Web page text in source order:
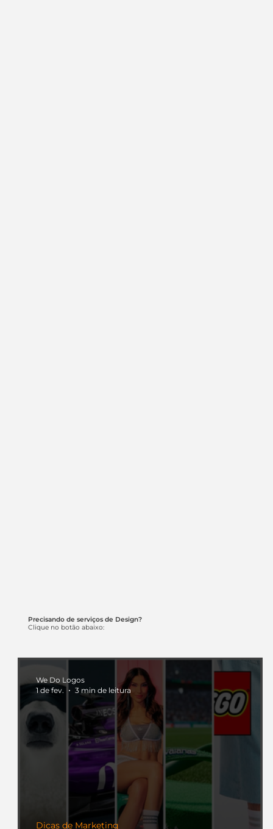
Precisando de serviços de Design?
Clique no botão abaixo:
Dicas de Marketing
We Do Logos
1 de fev.
3 min de leitura